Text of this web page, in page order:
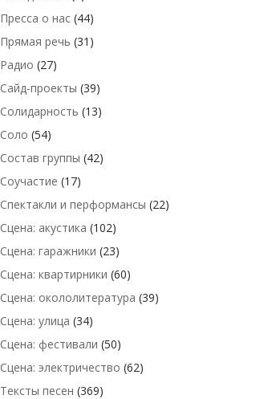
Пресса о нас (44)
Прямая речь (31)
Радио (27)
Сайд-проекты (39)
Солидарность (13)
Соло (54)
Состав группы (42)
Соучастие (17)
Спектакли и перформансы (22)
Сцена: акустика (102)
Сцена: гаражники (23)
Сцена: квартирники (60)
Сцена: окололитература (39)
Сцена: улица (34)
Сцена: фестивали (50)
Сцена: электричество (62)
Тексты песен (369)